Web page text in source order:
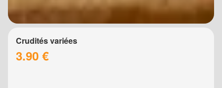
Crudités variées
3.90 €